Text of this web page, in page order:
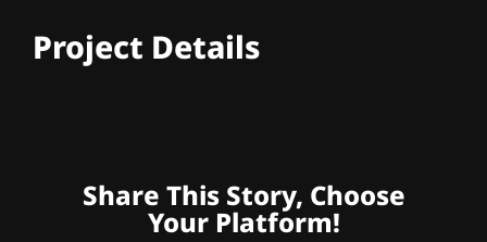
Project Details
Share This Story, Choose
Your Platform!